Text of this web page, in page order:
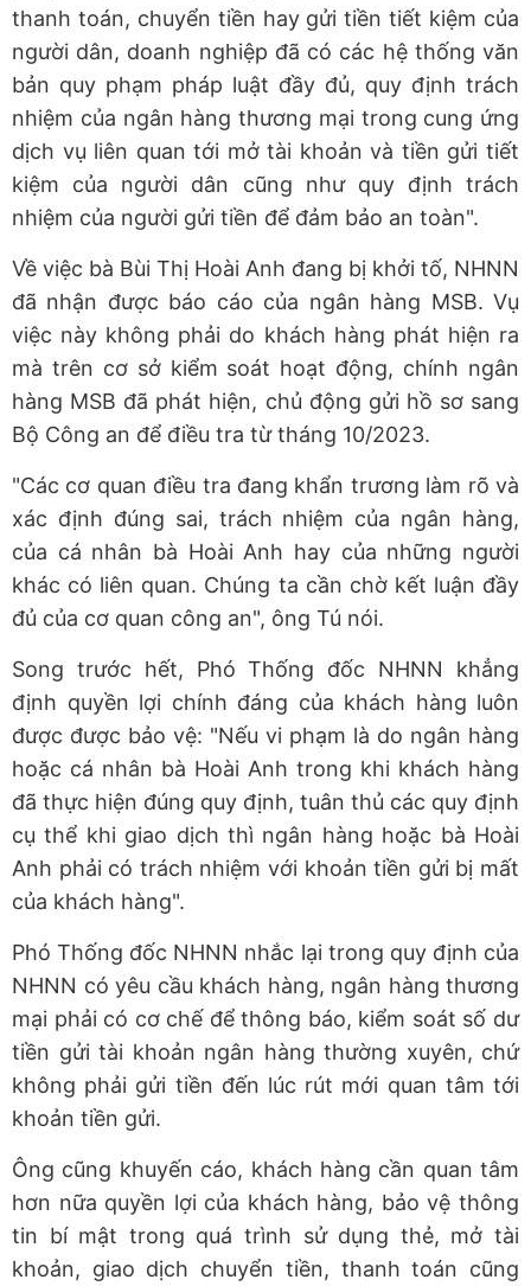
thanh toán, chuyển tiền hay gửi tiền tiết kiệm của
người dân, doanh nghiệp đã có các hệ thống văn
bản quy phạm pháp luật đầy đủ, quy định trách
nhiệm của ngân hàng thương mại trong cung ứng
dịch vụ liên quan tới mở tài khoản và tiền gửi tiết
kiệm của người dân cũng như quy định trách
nhiệm của người gửi tiền để đảm bảo an toàn".
Về việc bà Bùi Thị Hoài Anh đang bị khởi tố, NHNN
đã nhận được báo cáo của ngân hàng MSB. Vụ
việc này không phải do khách hàng phát hiện ra
mà trên cơ sở kiểm soát hoạt động, chính ngân
hàng MSB đã phát hiện, chủ động gửi hồ sơ sang
Bộ Công an để điều tra từ tháng 10/2023.
"Các cơ quan điều tra đang khẩn trương làm rõ và
xác định đúng sai, trách nhiệm của ngân hàng,
của cá nhân bà Hoài Anh hay của những người
khác có liên quan. Chúng ta cần chờ kết luận đầy
đủ của cơ quan công an", ông Tú nói.
Song trước hết, Phó Thống đốc NHNN khẳng
định quyền lợi chính đáng của khách hàng luôn
được được bảo vệ: "Nếu vi phạm là do ngân hàng
hoặc cá nhân bà Hoài Anh trong khi khách hàng
đã thực hiện đúng quy định, tuân thủ các quy định
cụ thể khi giao dịch thì ngân hàng hoặc bà Hoài
Anh phải có trách nhiệm với khoản tiền gửi bị mất
của khách hàng".
Phó Thống đốc NHNN nhắc lại trong quy định của
NHNN có yêu cầu khách hàng, ngân hàng thương
mại phải có cơ chế để thông báo, kiểm soát số dư
tiền gửi tài khoản ngân hàng thường xuyên, chứ
không phải gửi tiền đến lúc rút mới quan tâm tới
khoản tiền gửi.
Ông cũng khuyến cáo, khách hàng cần quan tâm
hơn nữa quyền lợi của khách hàng, bảo vệ thông
tin bí mật trong quá trình sử dụng thẻ, mở tài
khoản, giao dịch chuyển tiền, thanh toán cũng